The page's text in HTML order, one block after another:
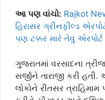
આ પણ વાંચો: Rajkot
હિરાસર ગ્રીનફીલ્ડ
પણ ટક્કર મારે તેવુ
ગુજરાતમાં વરસાદના
સર્જીને તારાજી કરી
લોકોને રીતસર ત્રાહિમામ